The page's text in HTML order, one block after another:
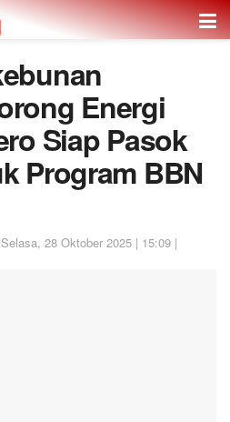
Energi
Siap Pasok
Program BBN
Selasa, 28 Oktober 2025 | 15:09 |